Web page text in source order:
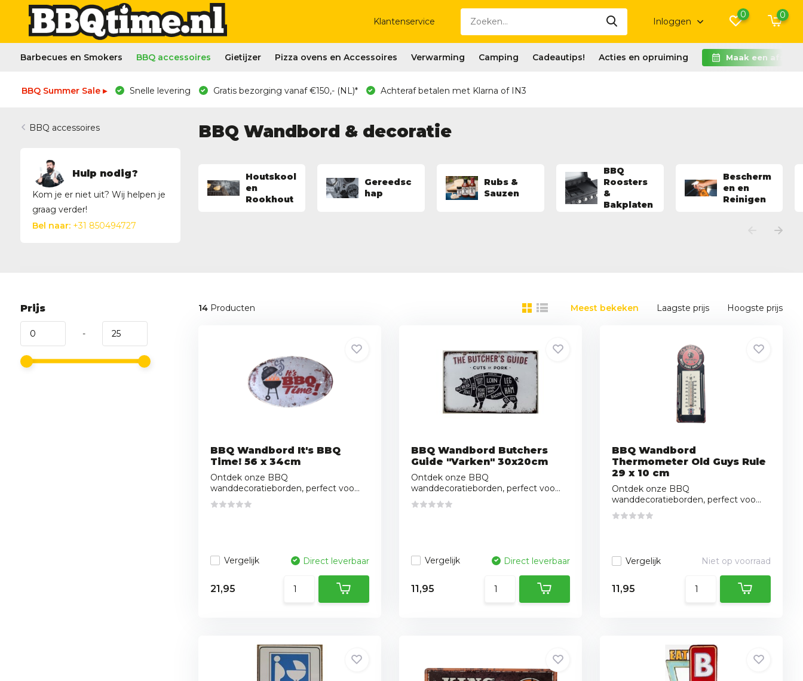
Klantenservice Inloggen
0 0
Barbecues en Smokers BBQ accessoires Gietijzer Pizza ovens en Accessoires Verwarming Camping Cadeautips! Acties en opruiming Maak een
BBQ Summer Sale ▸ Snelle levering Gratis bezorging vanaf €150,- (NL)* Achteraf betalen met Klarna of IN3
BBQ accessoires
Hulp nodig?
Kom je er niet uit? Wij helpen je
graag verder!
Bel naar:+31 850494727
BBQ Wandbord & decoratie
Houtskool
en
Rookhout
Gereedsc
hap
Rubs &
Sauzen
BBQ
Roosters
&
Bakplaten
Bescherm
en en
Reinigen
Prijs
-
14Producten Meest bekeken Laagste prijs Hoogste prijs
BBQ Wandbord It's BBQ
Time! 56 x 34cm
Ontdek onze BBQ
wanddecoratieborden, perfect voo...
Vergelijk Direct leverbaar
21,95
BBQ Wandbord Butchers
Guide "Varken" 30x20cm
Ontdek onze BBQ
wanddecoratieborden, perfect voo...
Vergelijk Direct leverbaar
11,95
BBQ Wandbord
Thermometer Old Guys Rule
29 x 10 cm
Ontdek onze BBQ
wanddecoratieborden, perfect voo...
Vergelijk Niet op voorraad
11,95